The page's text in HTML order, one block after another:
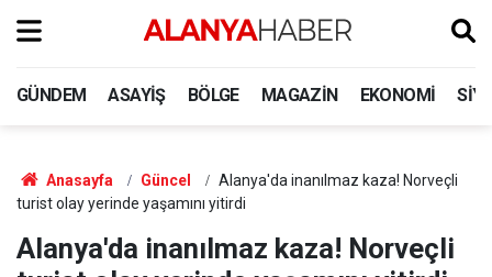
GÜNDEM ASAYIŞ BÖLGE MAGAZIN EKONOMI
Anasayfa Güncel
Alanya'da inanılmaz kaza! Norveçli
turist olay yerinde yaşamını yitirdi
Alanya'da inanılmaz kaza! Norveçli